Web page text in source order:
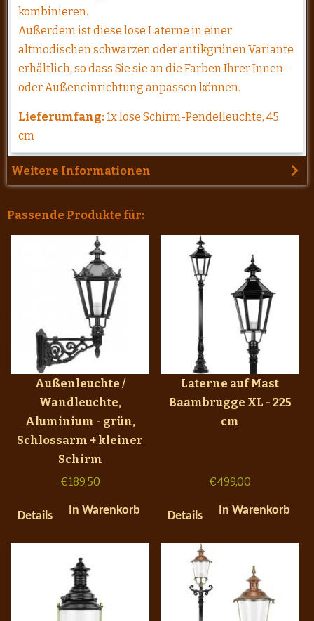
kombinieren.
Außerdem ist diese lose Laterne in einer
altmodischen schwarzen oder antikgrünen Variante
erhältlich, so dass Sie sie an die Farben Ihrer Innen-
oder Außeneinrichtung anpassen können.
Lieferumfang:1x lose Schirm-Pendelleuchte, 45
cm
Weitere Informationen
Passende Produkte für:
Außenleuchte /
Wandleuchte,
Aluminium - grün,
Schlossarm + kleiner
Schirm
€189,50
Details In Warenkorb
Laterne auf Mast
Baambrugge XL - 225
cm
€499,00
Details In Warenkorb